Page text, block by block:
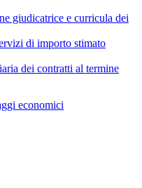
giudicatrice e curricula dei
di importo stimato
dei contratti al termine
economici